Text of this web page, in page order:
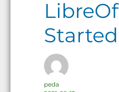
Szerző
peda